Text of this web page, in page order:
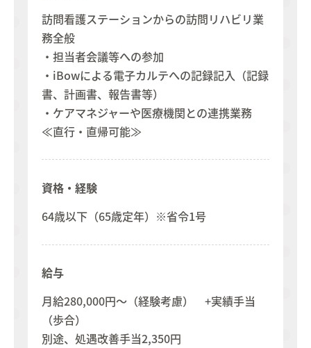
訪問看護ステーションからの訪問リハビリ業
務全般
・担当者会議等への参加
・iBowによる電子カルテへの記録記入（記録
書、計画書、報告書等）
・ケアマネジャーや医療機関との連携業務
≪直行・直帰可能≫​​​​​
資格・経験
64歳以下（65歳定年）※省令1号
給与
月給280,000円～（経験考慮） +実績手当
（歩合）
別途、処遇改善手当2,350円